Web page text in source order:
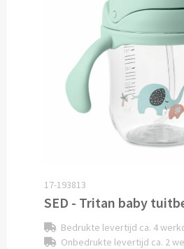
Custom made
Custom made drinkflessen
Custom made IZY Bottles
Lunchboxen bedrukken
Lunchbekers bedrukken
17-193813
SED - Tritan baby
Bedrukte levertijd ca. 4
Onbedrukte levertijd ca. 2